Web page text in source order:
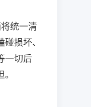
统一清
损坏、
一切后